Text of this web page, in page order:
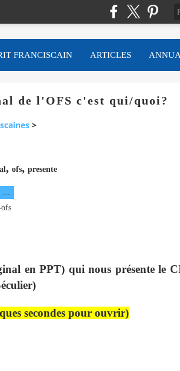
FRANCISCAIN ARTICLES
de l'OFS c'est qui/quoi?
>
, ofs, presente
en PPT) qui nous présente le
secondes pour ouvrir)